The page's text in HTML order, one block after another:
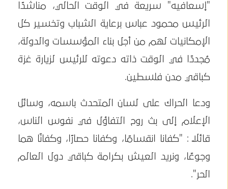
"إسعافيه" سريعة في الوقت الحالي، مناشدًا
الرئيس محمود عباس برعاية الشباب وتخسير كل
الإمكانيات لهم من أجل بناء المؤسسات والدولة،
مُجددًا في الوقت ذاته دعوته للرئيس لزيارة غزة
كباقي مدن فلسطين.
ودعا الحراك على لسان المتحدث باسمه، وسائل
الإعلام إلى بث روح التفاؤل في نفوس الناس،
قائلاً : "كفانا انقسامًا، وكفانا حصارًا، وكفانًا هما
وجوعًا، ونريد العيش بكرامة كباقي دول العالم
الحر".